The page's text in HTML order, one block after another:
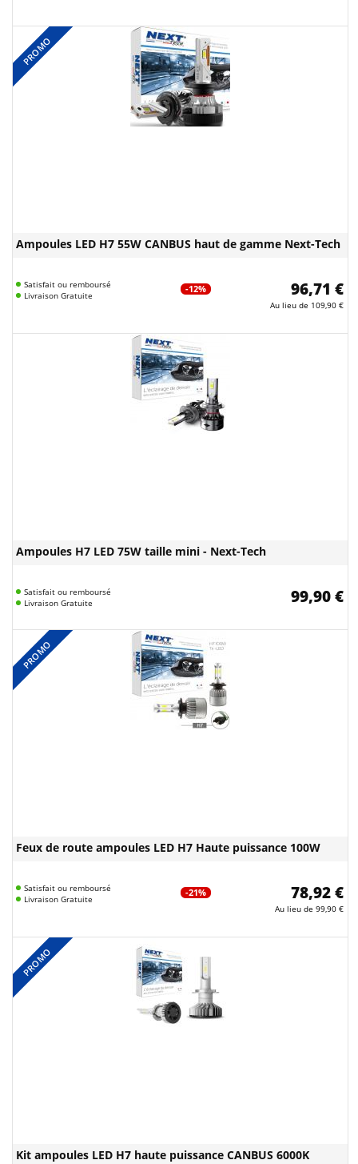
PROMO
Ampoules LED H7 55W CANBUS haut de gamme Next-Tech
Satisfait ou remboursé
Livraison Gratuite
-12% 96,71 €
Au lieu de 109,90 €
Ampoules H7 LED 75W taille mini - Next-Tech
Satisfait ou remboursé
Livraison Gratuite
99,90 €
PROMO
Feux de route ampoules LED H7 Haute puissance 100W
Satisfait ou remboursé
Livraison Gratuite
-21% 78,92 €
Au lieu de 99,90 €
PROMO
Kit ampoules LED H7 haute puissance CANBUS 6000K